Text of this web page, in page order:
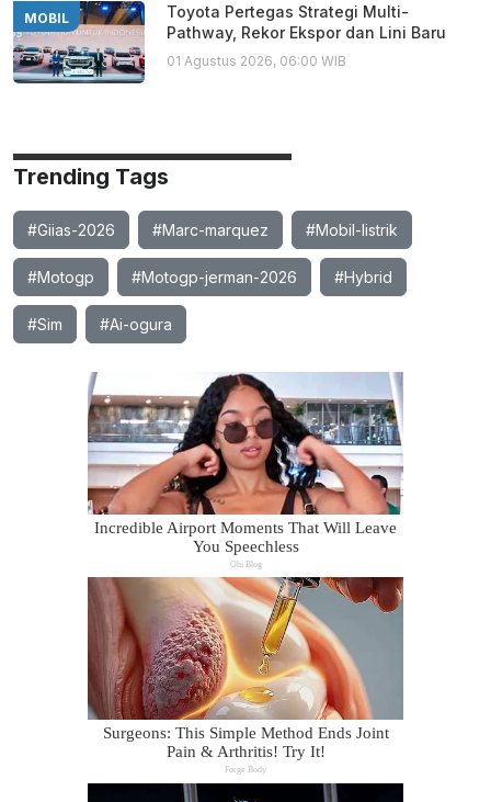
MOBIL
Toyota Pertegas Strategi Multi-
Pathway, Rekor Ekspor dan Lini Baru
01 Agustus 2026, 06:00 WIB
Trending Tags
#Giias-2026 #Marc-marquez #Mobil-listrik
#Motogp #Motogp-jerman-2026 #Hybrid
#Sim #Ai-ogura